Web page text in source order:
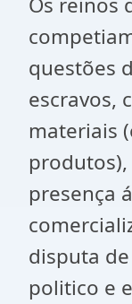
questões
escravos,
materiais
presença
disputa
politico e